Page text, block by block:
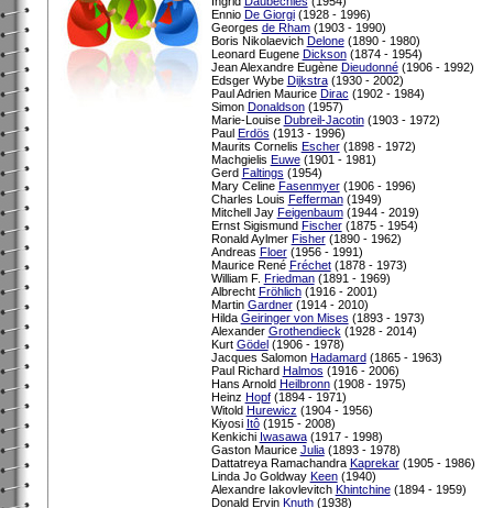
Ennio De Giorgi(1928 - 1996)
Georges de Rham(1903 - 1990)
Boris Nikolaevich Delone(1890 - 1980)
Leonard Eugene Dickson(1874 - 1954)
Jean Alexandre Eugène Dieudonné(1906 - 1992)
Edsger Wybe Dijkstra(1930 - 2002)
Paul Adrien Maurice Dirac (1902 - 1984)
Simon Donaldson(1957)
Marie-Louise Dubreil-Jacotin(1903 - 1972)
Paul Erdös (1913 - 1996)
Maurits Cornelis Escher(1898 - 1972)
Machgielis Euwe(1901 - 1981)
Gerd Faltings (1954)
Mary Celine Fasenmyer(1906 - 1996)
Charles Louis Fefferman(1949)
Mitchell Jay Feigenbaum(1944 - 2019)
Ernst Sigismund Fischer(1875 - 1954)
Ronald Aylmer Fisher(1890 - 1962)
Andreas Floer(1956 - 1991)
Maurice René Fréchet(1878 - 1973)
William F. Friedman(1891 - 1969)
Albrecht Fröhlich(1916 - 2001)
Martin Gardner(1914 - 2010)
Hilda Geiringer von Mises (1893 - 1973)
Alexander Grothendieck (1928 - 2014)
Kurt Gödel(1906 - 1978)
Jacques Salomon Hadamard(1865 - 1963)
Paul Richard Halmos (1916 - 2006)
Hans Arnold Heilbronn(1908 - 1975)
Heinz Hopf(1894 - 1971)
Witold Hurewicz (1904 - 1956)
Kiyosi Itô(1915 - 2008)
Kenkichi Iwasawa(1917 - 1998)
Gaston Maurice Julia(1893 - 1978)
Dattatreya Ramachandra Kaprekar(1905 - 1986)
Linda Jo Goldway Keen(1940)
Alexandre Iakovlevitch Khintchine(1894 - 1959)
Donald Ervin Knuth(1938)